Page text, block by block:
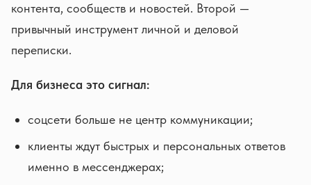
контента, сообществ и новостей. Второй —
привычный инструмент личной и деловой
переписки.
Для бизнеса это сигнал:
соцсети больше не центр коммуникации;
клиенты ждут быстрых и персональных ответов
именно в мессенджерах;